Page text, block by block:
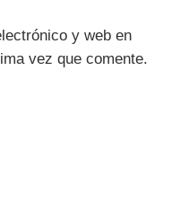
y web en
vez que comente.